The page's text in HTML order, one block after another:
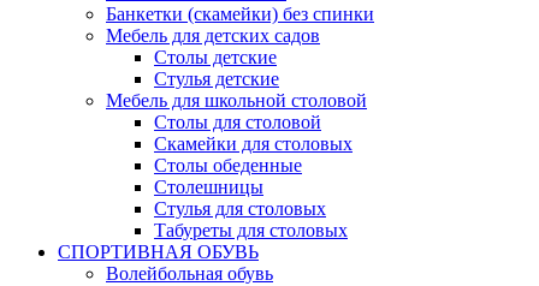
Банкетки (скамейки) без спинки
Мебель для детских садов
Столы детские
Стулья детские
Мебель для школьной столовой
Столы для столовой
Скамейки для столовых
Столы обеденные
Столешницы
Стулья для столовых
Табуреты для столовых
СПОРТИВНАЯ ОБУВЬ
Волейбольная обувь